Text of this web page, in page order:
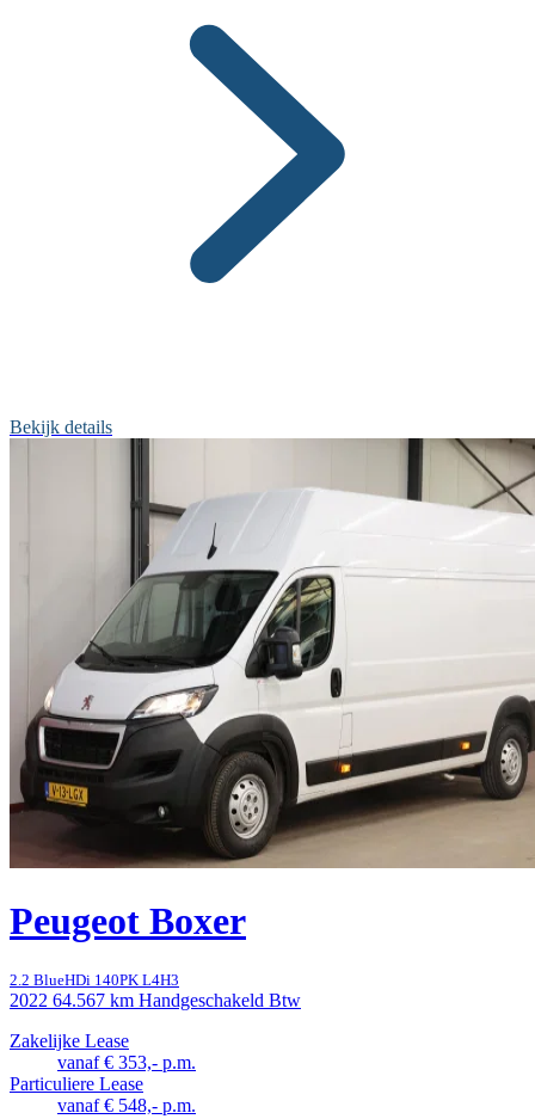
Bekijk details
Peugeot Boxer
2.2 BlueHDi 140PK L4H3
2022 64.567 km Handgeschakeld Btw
Zakelijke Lease
vanaf € 353,- p.m.
Particuliere Lease
vanaf € 548,- p.m.